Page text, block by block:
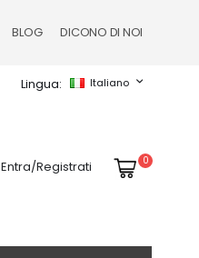
BLOG DICONO DI NOI
LinguaItaliano
Entra/Registrati Cart
0elementi